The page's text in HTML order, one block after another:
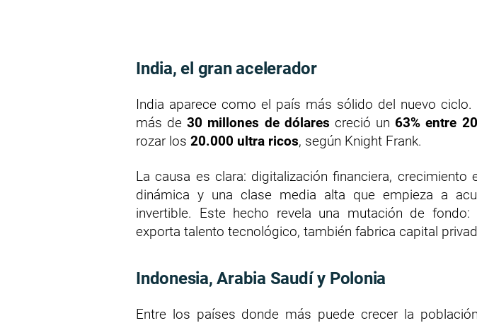
India, el gran acelerador
India aparece como el país más sólido del nuevo ciclo.
más de30 millones de dólares creció un 63% entre
rozar los 20.000 ultra ricos, según Knight Frank.
La causa es clara: digitalización financiera, crecimiento
dinámica y una clase media alta que empieza a
invertible. Este hecho revela una mutación de
exporta talento tecnológico, también fabrica capital
Indonesia, Arabia Saudí y Polonia
Entre los países donde más puede crecer la